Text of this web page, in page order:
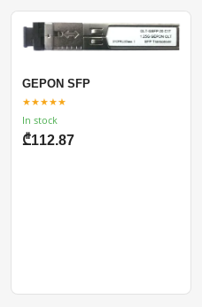
GEPON SFP
★★★★★
In stock
₾112.87